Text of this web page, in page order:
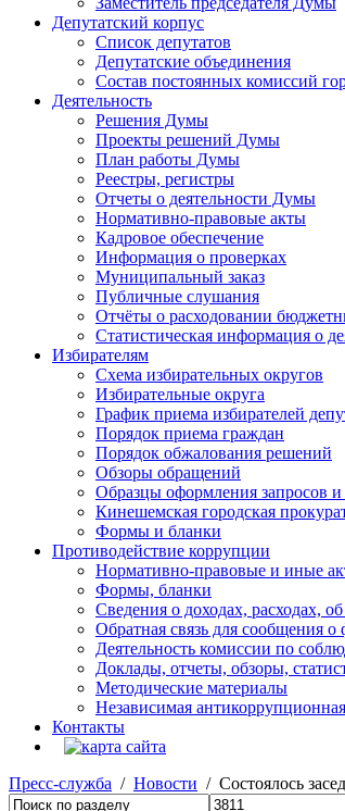
Депутатский корпус
Список депутатов
Депутатские объединения
Состав постоянных комиссий
Деятельность
Решения Думы
Проекты решений Думы
План работы Думы
Реестры, регистры
Отчеты о деятельности Думы
Нормативно-правовые акты
Кадровое обеспечение
Информация о проверках
Муниципальный заказ
Публичные слушания
Отчёты о расходовании
Статистическая информация о
Избирателям
Схема избирательных округов
Избирательные округа
График приема избирателей
Порядок приема граждан
Порядок обжалования решений
Обзоры обращений
Образцы оформления запросов
Кинешемская городская
Формы и бланки
Противодействие коррупции
Нормативно-правовые и иные
Формы, бланки
Сведения о доходах, расходах,
Обратная связь для сообщения о
Деятельность комиссии по
Доклады, отчеты, обзоры,
Методические материалы
Независимая
Контакты
Пресс-служба / Новости / Состоялось